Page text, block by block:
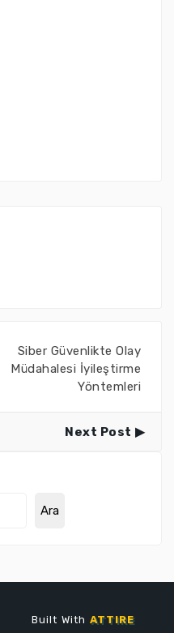
Siber Güvenlikte Olay
Müdahalesi İyileştirme
Yöntemleri
Next Post
Ara
Built WithATTIRE